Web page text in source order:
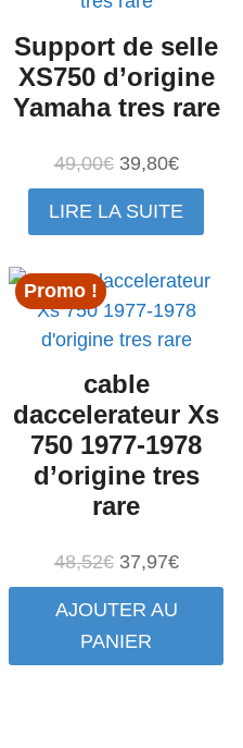
Support de selle
XS750 d’origine
Yamaha tres rare
49,00€ Le
prix
initial
49,00€.
39,80€Le
prix
actuel
39,80€.
LIRE LA SUITE
Promo !
cable
daccelerateur Xs
750 1977-1978
d’origine tres
rare
48,52€ Le
prix
initial
était :
37,97€Le
prix
AJOUTER AU
PANIER